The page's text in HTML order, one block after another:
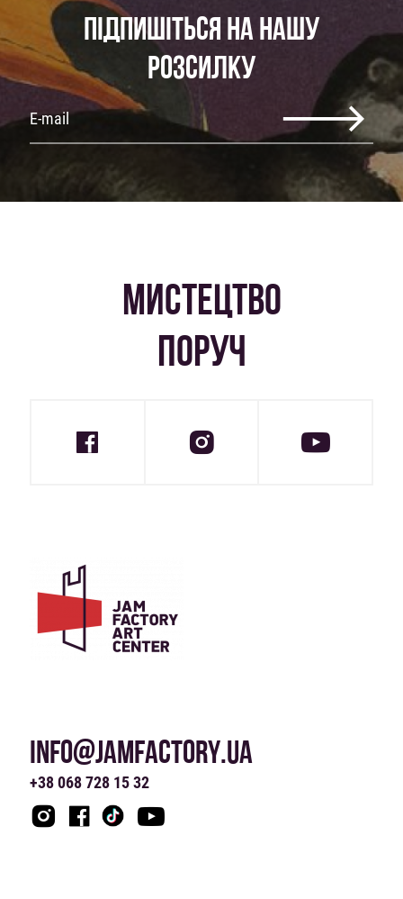
ПІДПИШІТЬСЯ НА НАШУ
РОЗСИЛКУ
МИСТЕЦТВО
ПОРУЧ
INFO@JAMFACTORY.UA
+38 068 728 15 32